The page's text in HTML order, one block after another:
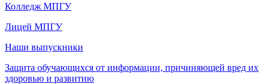
Колледж МПГУ
Лицей МПГУ
Наши выпускники
Защита обучающихся от информации, причиняющей вред их
здоровью и развитию